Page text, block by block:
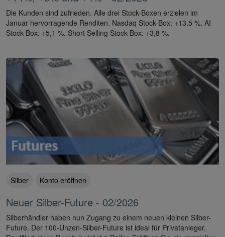
Die Kunden sind zufrieden. Alle drei Stock-Boxen erzielen im
Januar hervorragende Renditen. Nasdaq Stock-Box: +13,5 %. AI
Stock-Box: +5,1 %. Short Selling Stock-Box: +3,8 %.
Silber Konto eröffnen
Neuer Silber-Future - 02/2026
Silberhändler haben nun Zugang zu einem neuen kleinen Silber-
Future. Der 100-Unzen-Silber-Future ist ideal für Privatanleger.